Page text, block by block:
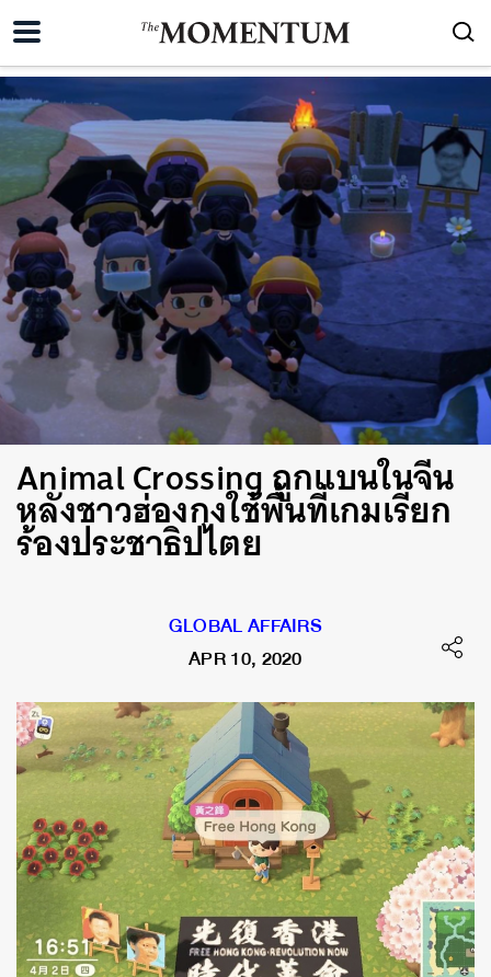
Animal Crossing ถูกแบนในจีน
หลังชาวฮ่องกงใช้พื้นที่เกมเรียก
ร้องประชาธิปไตย
GLOBAL AFFAIRS
APR 10, 2020